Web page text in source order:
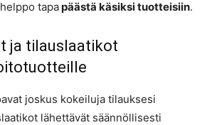
tapapäästä käsiksi tuotteisiin.
ja tilauslaatikot
joskus kokeiluja tilauksesi
lähettävät säännöllisesti